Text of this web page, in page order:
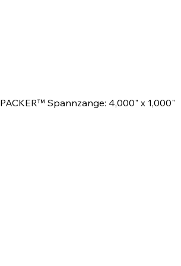
PACKER™ Spannzange: 4,000" x 1,000"